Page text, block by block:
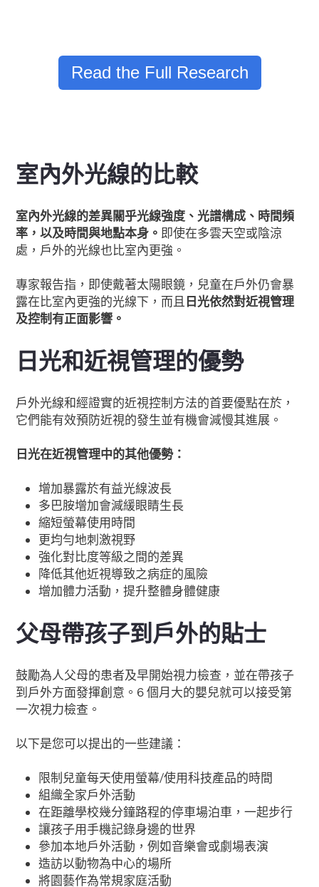
Read the Full Research
室內外光線的比較
室內外光線的差異關乎光線強度、光譜構成、時間頻
率，以及時間與地點本身。 即使在多雲天空或陰涼
處，戶外的光線也比室內更強。
專家報告指，即使戴著太陽眼鏡，兒童在戶外仍會暴
露在比室內更強的光線下，而且 日光依然對近視管理
及控制有正面影響。
日光和近視管理的優勢
戶外光線和經證實的近視控制方法的首要優點在於，
它們能有效預防近視的發生並有機會減慢其進展。
日光在近視管理中的其他優勢：
增加暴露於有益光線波長
多巴胺增加會減緩眼睛生長
縮短螢幕使用時間
更均勻地刺激視野
強化對比度等級之間的差異
降低其他近視導致之病症的風險
增加體力活動，提升整體身體健康
父母帶孩子到戶外的貼士
鼓勵為人父母的患者及早開始視力檢查，並在帶孩子
到戶外方面發揮創意。6 個月大的嬰兒就可以接受第
一次視力檢查。
以下是您可以提出的一些建議：
限制兒童每天使用螢幕/使用科技產品的時間
組織全家戶外活動
在距離學校幾分鐘路程的停車場泊車，一起步行
讓孩子用手機記錄身邊的世界
參加本地戶外活動，例如音樂會或劇場表演
造訪以動物為中心的場所
將園藝作為常規家庭活動